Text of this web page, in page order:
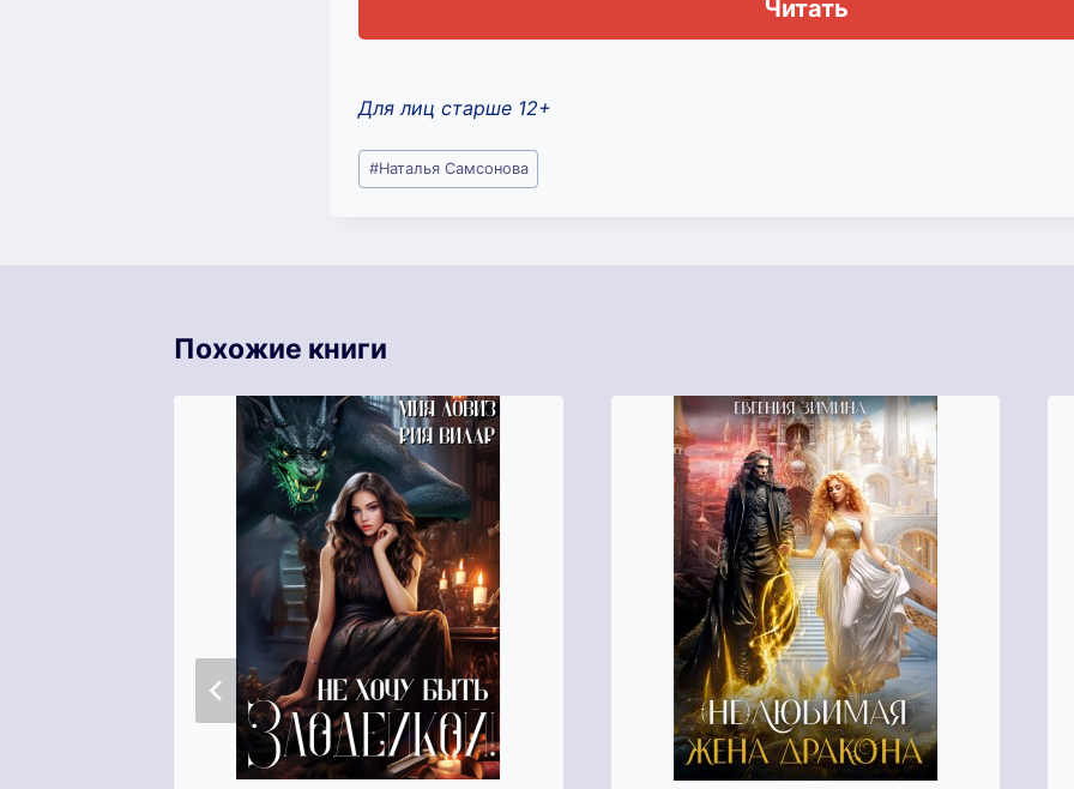
Читать
Для лиц старше 12+
Метки
записи:
#Наталья Самсонова
Похожие книги